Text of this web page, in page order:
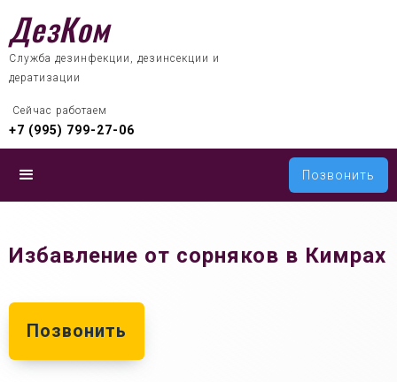
ДезКом
Служба дезинфекции, дезинсекции и
дератизации
Сейчас работаем
+7 (995) 799-27-06
Позвонить
Избавление от сорняков в Кимрах
Позвонить